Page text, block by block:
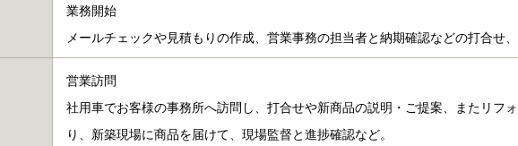
業務開始
メールチェックや見積もりの作成、営業事務の担当者と納期確認などの打合せ
営業訪問
社用車でお客様の事務所へ訪問し、打合せや新商品の説明・ご提案、またリフ
り、新築現場に商品を届けて、現場監督と進捗確認など。